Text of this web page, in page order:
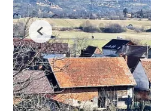
Previous